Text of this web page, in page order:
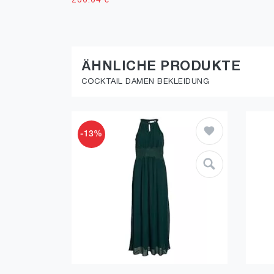
ÄHNLICHE PRODUKTE
COCKTAIL DAMEN BEKLEIDUNG
-13%